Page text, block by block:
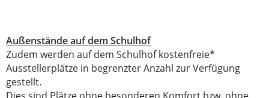
Außenstände auf dem Schulhof
Zudem werden auf dem Schulhof kostenfreie*
Ausstellerplätze in begrenzter Anzahl zur Verfügung
gestellt.